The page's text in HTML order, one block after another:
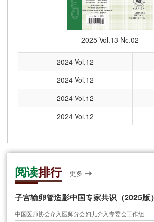
2025 Vol.13 No.02
2024 Vol.12
2024 Vol.12
2024 Vol.12
2024 Vol.12
阅读排行 更多
子宫输卵管造影中国专家共识（2025版）
中国医师协会介入医师分会妇儿介入专委会工作组